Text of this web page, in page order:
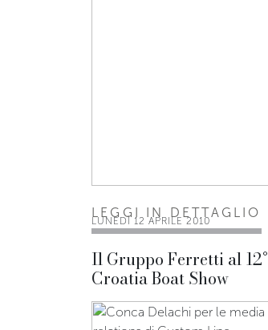
LUNEDÌ 12 APRILE 2010
Il Gruppo Ferretti al 12°
Croatia Boat Show
LEGGI IN DETTAGLIO